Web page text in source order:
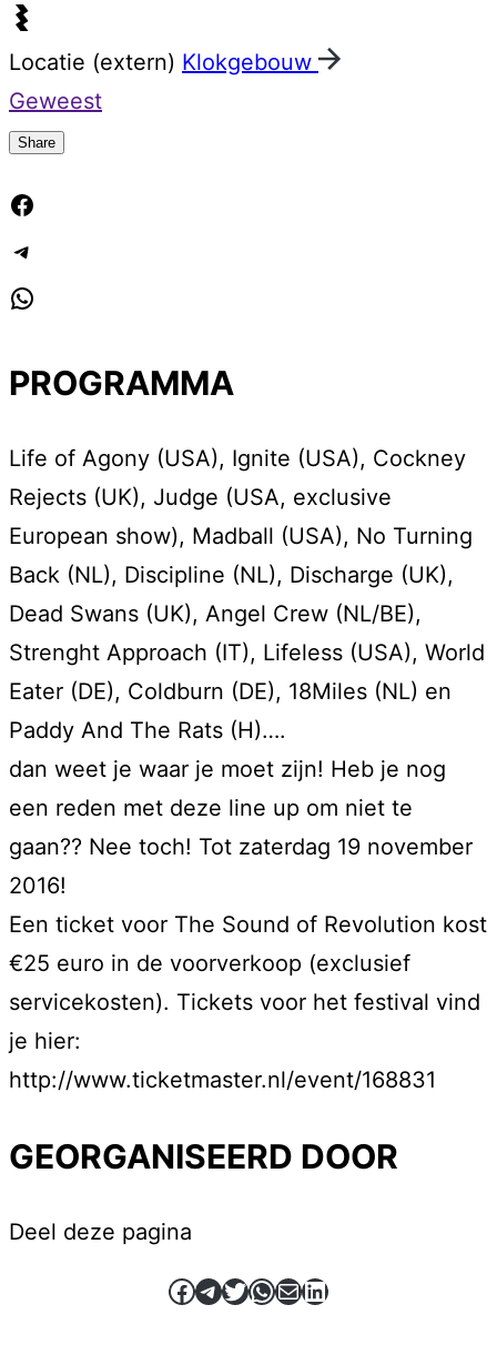
Locatie (extern) Klokgebouw
Geweest
Share
PROGRAMMA
Life of Agony (USA), Ignite (USA), Cockney
Rejects (UK), Judge (USA, exclusive
European show), Madball (USA), No Turning
Back (NL), Discipline (NL), Discharge (UK),
Dead Swans (UK), Angel Crew (NL/BE),
Strenght Approach (IT), Lifeless (USA), World
Eater (DE), Coldburn (DE), 18Miles (NL) en
Paddy And The Rats (H)….
dan weet je waar je moet zijn! Heb je nog
een reden met deze line up om niet te
gaan?? Nee toch! Tot zaterdag 19 november
2016!
Een ticket voor The Sound of Revolution kost
€25 euro in de voorverkoop (exclusief
servicekosten). Tickets voor het festival vind
je hier:
http://www.ticketmaster.nl/event/168831
GEORGANISEERD DOOR
Deel deze pagina
Facebook
Telegram
Twitter
WhatsApp
E-mailLinkedIn